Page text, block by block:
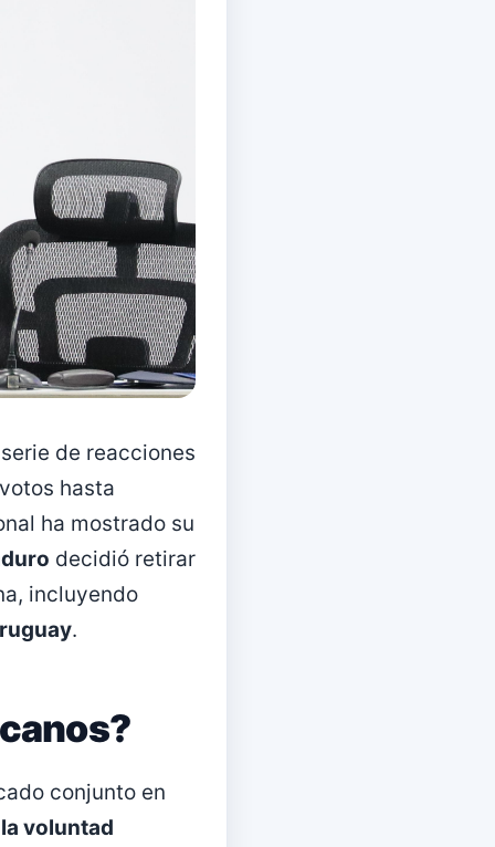
de reacciones
hasta
ha mostrado su
decidió retirar
incluyendo
.
conjunto en
voluntad